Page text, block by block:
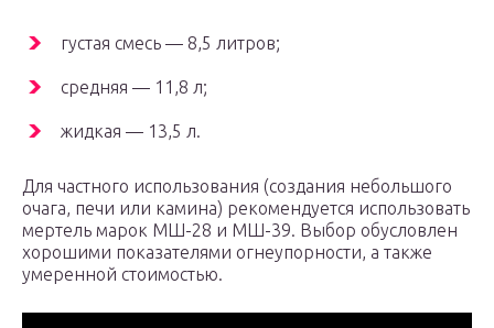
густая смесь — 8,5 литров;
средняя — 11,8 л;
жидкая — 13,5 л.
Для частного использования (создания небольшого
очага, печи или камина) рекомендуется использовать
мертель марок МШ-28 и МШ-39. Выбор обусловлен
хорошими показателями огнеупорности, а также
умеренной стоимостью.